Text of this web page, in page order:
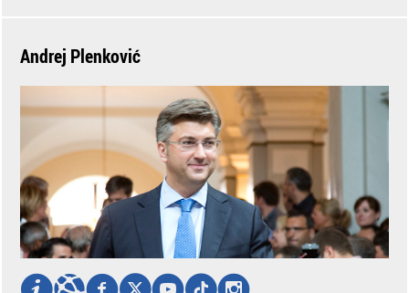
Andrej Plenković